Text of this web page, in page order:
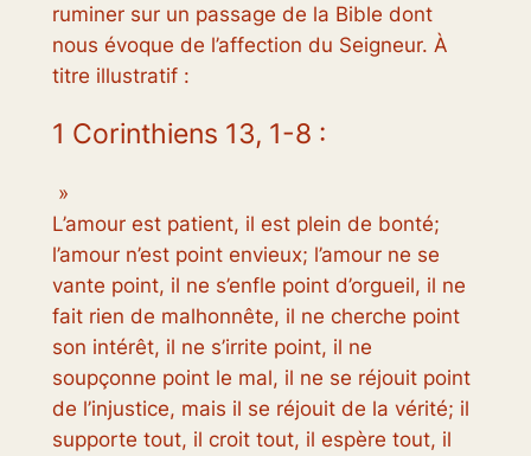
ruminer sur un passage de la Bible dont
nous évoque de l’affection du Seigneur. À
titre illustratif :
1 Corinthiens 13, 1-8 :
»
L’amour est patient, il est plein de bonté;
l’amour n’est point envieux; l’amour ne se
vante point, il ne s’enfle point d’orgueil, il ne
fait rien de malhonnête, il ne cherche point
son intérêt, il ne s’irrite point, il ne
soupçonne point le mal, il ne se réjouit point
de l’injustice, mais il se réjouit de la vérité; il
supporte tout, il croit tout, il espère tout, il